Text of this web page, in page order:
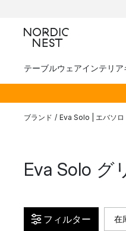
テーブルウェアインテリア
ブランド / Eva Solo | エバソロ
Eva Solo グ
フィルター 在